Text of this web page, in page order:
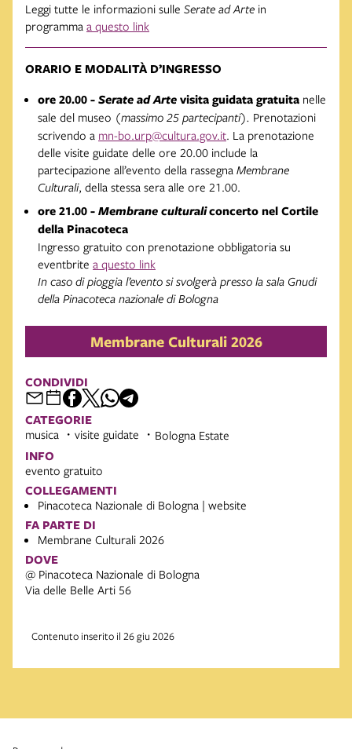
Leggi tutte le informazioni sulle Serate ad Arte in
programma a questo link
ORARIO E MODALITÀ D’INGRESSO
ore 20.00 -Serate ad Artevisita guidata gratuita nelle
sale del museo (massimo 25 partecipanti). Prenotazioni
scrivendo a mn-bo.urp@cultura.gov.it. La prenotazione
delle visite guidate delle ore 20.00 include la
partecipazione all’evento della rassegna Membrane
Culturali, della stessa sera alle ore 21.00.
ore 21.00 -Membrane culturaliconcerto nel Cortile
della Pinacoteca
Ingresso gratuito con prenotazione obbligatoria su
eventbrite a questo link
In caso di pioggia l’evento si svolgerà presso la sala Gnudi
della Pinacoteca nazionale di Bologna
Membrane Culturali 2026
CONDIVIDI
CATEGORIE
musica visite guidate Bologna Estate
INFO
evento gratuito
COLLEGAMENTI
Pinacoteca Nazionale di Bologna | website
FA PARTE DI
Membrane Culturali 2026
DOVE
@ Pinacoteca Nazionale di Bologna
Via delle Belle Arti 56
Contenuto inserito il 26 giu 2026